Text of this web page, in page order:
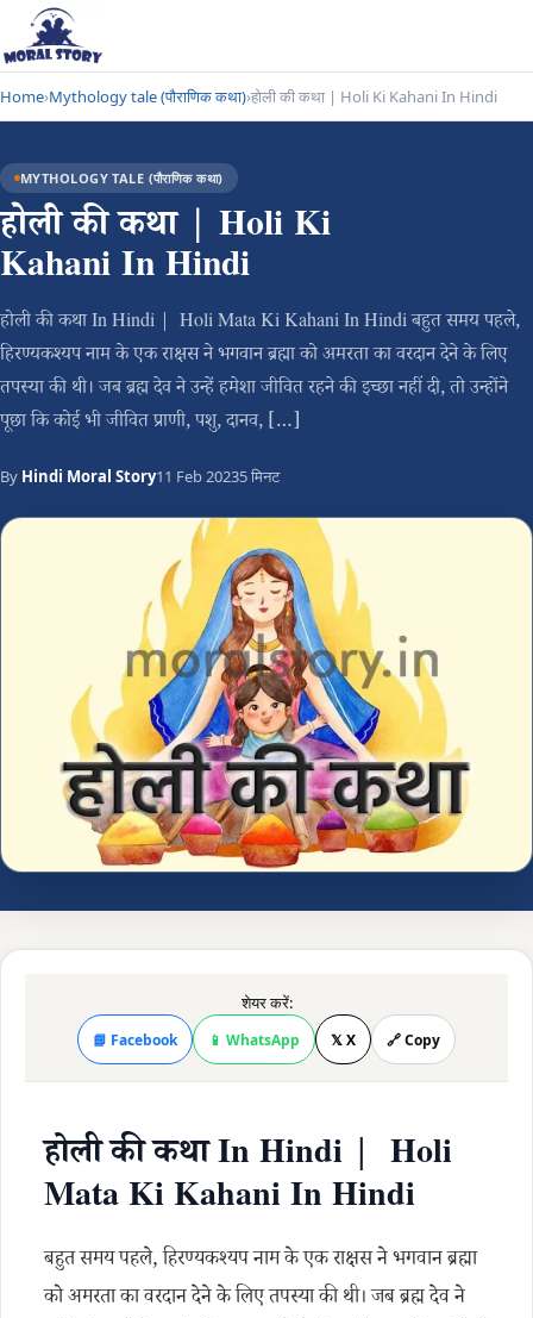
Home›Mythology tale (पौराणिक कथा)›होली की कथा | Holi Ki Kahani In Hindi
MYTHOLOGY TALE (पौराणिक कथा)
होली की कथा | Holi Ki
Kahani In Hindi
होली की कथा In Hindi | Holi Mata Ki Kahani In Hindi बहुत समय पहले,
हिरण्यकश्यप नाम के एक राक्षस ने भगवान ब्रह्मा को अमरता का वरदान देने के लिए
तपस्या की थी। जब ब्रह्म देव ने उन्हें हमेशा जीवित रहने की इच्छा नहीं दी, तो उन्होंने
पूछा कि कोई भी जीवित प्राणी, पशु, दानव, […]
By Hindi Moral Story11 Feb 20235 मिनट
शेयर करें:
📘 Facebook 📱 WhatsApp 𝕏 X 🔗 Copy
होली की कथा In Hindi | Holi
Mata Ki Kahani In Hindi
बहुत समय पहले, हिरण्यकश्यप नाम के एक राक्षस ने भगवान ब्रह्मा
को अमरता का वरदान देने के लिए तपस्या की थी। जब ब्रह्म देव ने